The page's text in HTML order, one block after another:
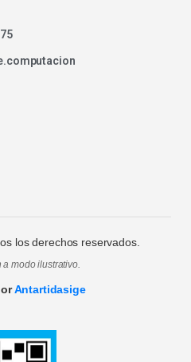
los derechos reservados.
a modo ilustrativo.
Antartidasige